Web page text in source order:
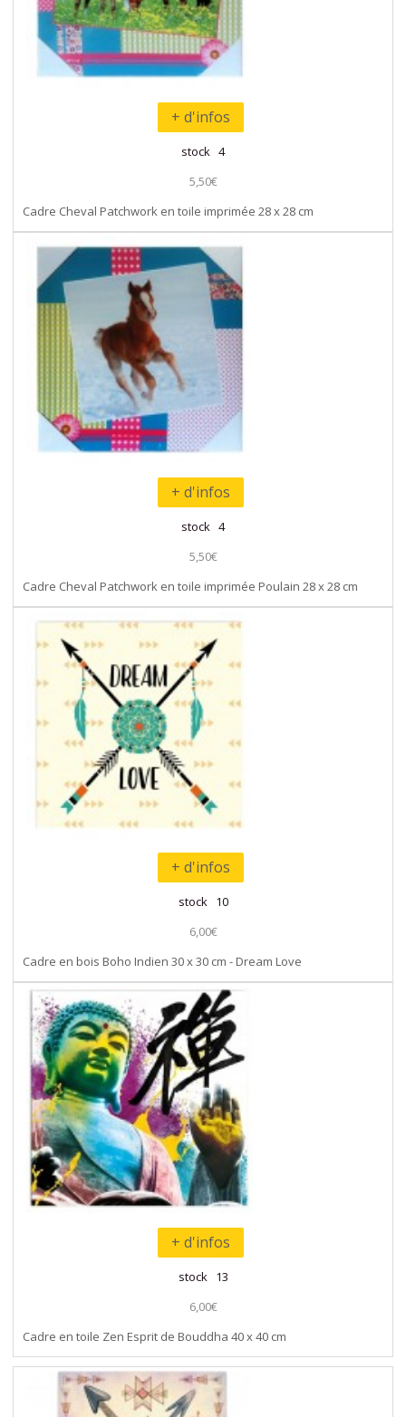
+ d'infos
stock 4
5,50€
Cadre Cheval Patchwork en toile imprimée 28 x 28 cm
+ d'infos
stock 4
5,50€
Cadre Cheval Patchwork en toile imprimée Poulain 28 x 28 cm
+ d'infos
stock 10
6,00€
Cadre en bois Boho Indien 30 x 30 cm - Dream Love
+ d'infos
stock 13
6,00€
Cadre en toile Zen Esprit de Bouddha 40 x 40 cm